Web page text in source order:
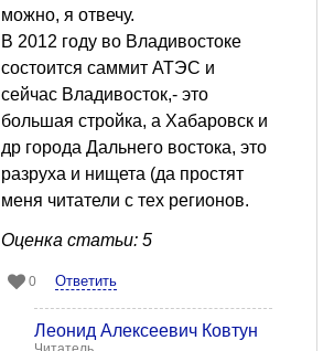
можно, я отвечу.
В 2012 году во Владивостоке
состоится саммит АТЭС и
сейчас Владивосток,- это
большая стройка, а Хабаровск и
др города Дальнего востока, это
разруха и нищета (да простят
меня читатели с тех регионов.
Оценка статьи: 5
0 Ответить
Леонид Алексеевич Ковтун